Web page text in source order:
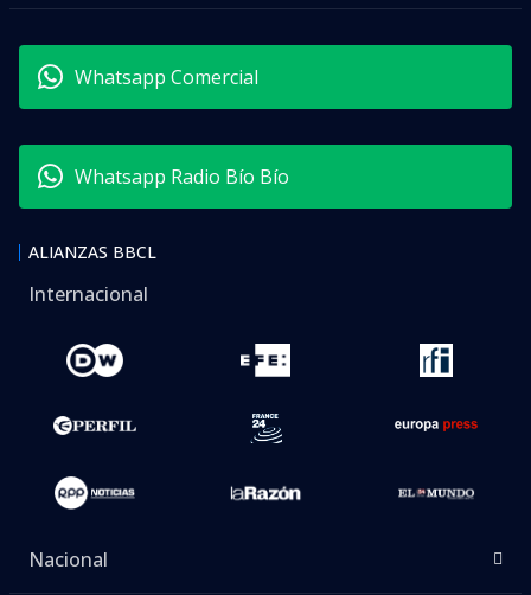
Whatsapp Comercial
Whatsapp Radio Bío Bío
ALIANZAS BBCL
Internacional
Nacional